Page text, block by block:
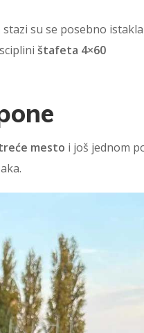
su se posebno
štafeta 4×60
mesto i još jednom